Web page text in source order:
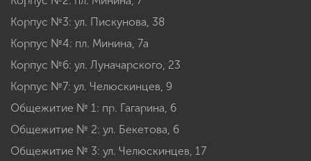
Корпус №3: ул. Пискунова, 38
Корпус №4: пл. Минина, 7а
Корпус №6: ул. Луначарского, 23
Корпус №7: ул. Челюскинцев, 9
Общежитие № 1: пр. Гагарина, 6
Общежитие № 2: ул. Бекетова, 6
Общежитие № 3: ул. Челюскинцев, 17